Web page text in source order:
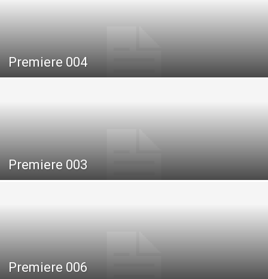
Premiere 004
Premiere 003
Premiere 006